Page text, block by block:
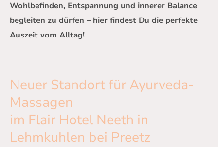
Wohlbefinden, Entspannung und innerer Balance
begleiten zu dürfen – hier findest Du die perfekte
Auszeit vom Alltag!
Neuer Standort für Ayurveda-
Massagen
im Flair Hotel Neeth in
Lehmkuhlen bei Preetz